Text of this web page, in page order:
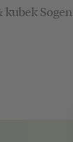
kubek Sogen